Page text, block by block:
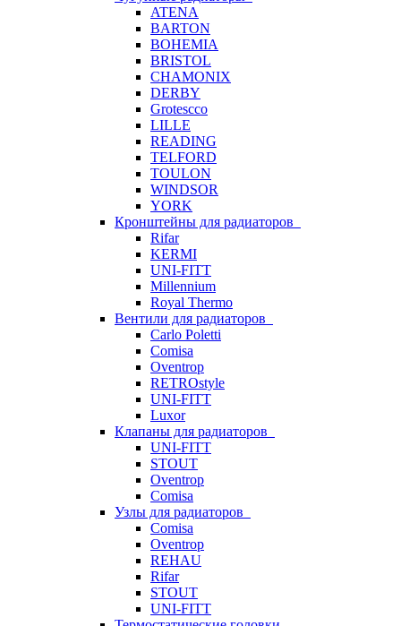
ATENA
BARTON
BOHEMIA
BRISTOL
CHAMONIX
DERBY
Grotescco
LILLE
READING
TELFORD
TOULON
WINDSOR
YORK
Кронштейны для радиаторов
Rifar
KERMI
UNI-FITT
Millennium
Royal Thermo
Вентили для радиаторов
Carlo Poletti
Comisa
Oventrop
RETROstyle
UNI-FITT
Luxor
Клапаны для радиаторов
UNI-FITT
STOUT
Oventrop
Comisa
Узлы для радиаторов
Comisa
Oventrop
REHAU
Rifar
STOUT
UNI-FITT